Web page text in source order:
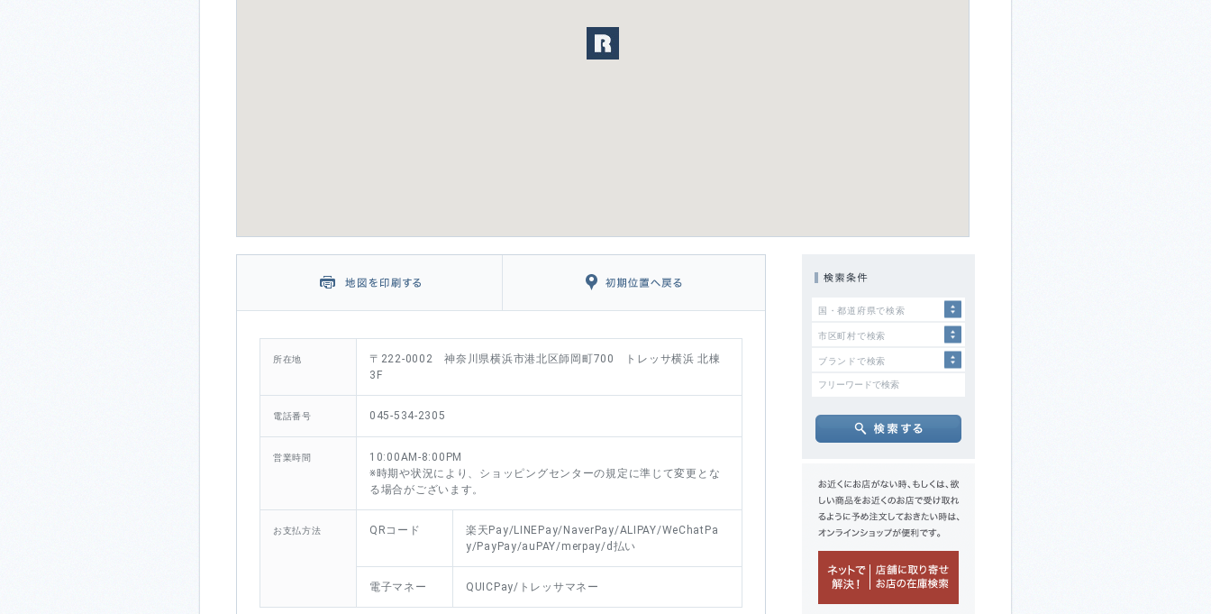
国・都道府県で検索
市区町村で検索
ブランドで検索
所在地
〒222-0002 神奈川県横浜市港北区師岡町700 トレッサ横浜 北棟
3F
電話番号 045-534-2305
営業時間
10:00AM-8:00PM
※時期や状況により、ショッピングセンターの規定に準じて変更とな
る場合がございます。
お支払方法 QRコード
楽天Pay/LINEPay/NaverPay/ALIPAY/WeChatPa
y/PayPay/auPAY/merpay/d払い
電子マネー QUICPay/トレッサマネー